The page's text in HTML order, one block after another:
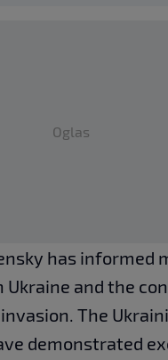
Oglas
has informed
and the
The
demonstrated